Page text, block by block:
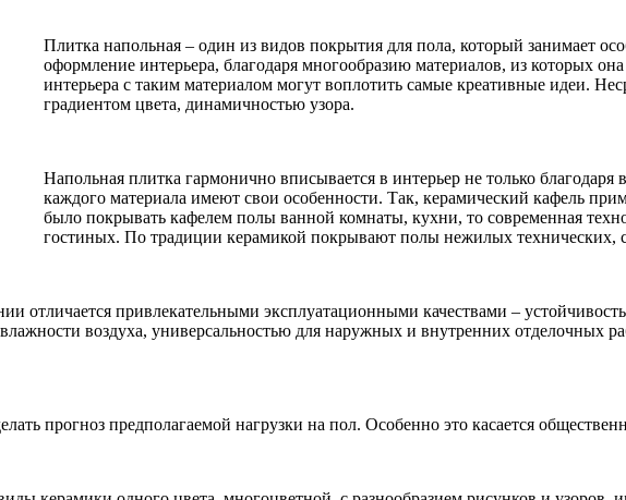
Плитка напольная – один из видов покрытия для пола, который занимает
оформление интерьера, благодаря многообразию материалов, из которых
интерьера с таким материалом могут воплотить самые креативные идеи.
градиентом цвета, динамичностью узора.
Напольная плитка гармонично вписывается в интерьер не только
каждого материала имеют свои особенности. Так, керамический кафель
было покрывать кафелем полы ванной комнаты, кухни, то современная
гостиных. По традиции керамикой покрывают полы нежилых
отличается привлекательными эксплуатационными качествами –
воздуха, универсальностью для наружных и внутренних отделочных
прогноз предполагаемой нагрузки на пол. Особенно это касается